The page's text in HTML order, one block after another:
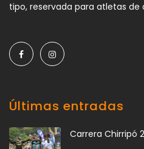
tipo, reservada para atletas de
Últimas entradas
Carrera Chirripó